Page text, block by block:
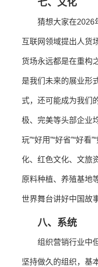
七、文化
猜想大家在2026
互联网领域提出人货
货场永远都是在重构
是我们未来的展业形
式，还可能成为我们
极、完美等头部企业
玩”“好用”“好省”“好
化、红色文化、文旅
原料种植、养殖基地
世界舞台讲好中国故
八、系统
组织营销行业中
坚持做久的组织，基